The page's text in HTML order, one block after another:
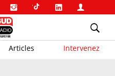
Articles Intervenez